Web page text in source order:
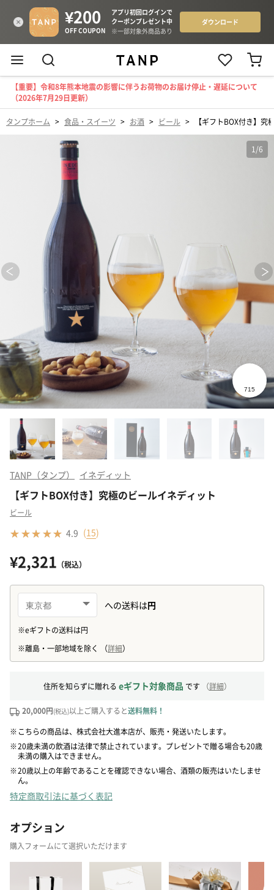
【重要】令和8年熊本地震の影響に伴うお荷物のお届け停止・遅延について
（2026年7月29日更新）
タンプホーム > 食品・スイーツ > お酒 > ビール > 【ギフトBOX付き】
1 /6
TANP（タンプ） イネディット
【ギフトBOX付き】究極のビールイネディット
ビール
4.9 (15)
¥2,321 （税込）
住所を知らずに贈れる eギフト対象商品 です （詳細）
20,000円(税込)以上ご購入すると送料無料！
※ こちらの商品は、株式会社大進本店が、販売・発送いたします。
※20歳未満の飲酒は法律で禁止されています。プレゼントで贈る場合も20歳
未満の購入はできません。
※20歳以上の年齢であることを確認できない場合、酒類の販売はいたしませ
ん。
特定商取引法に基づく表記
オプション
購入フォームにて選択いただけます